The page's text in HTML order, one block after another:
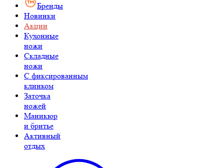
Бренды
Новинки
Акции
Кухонные
ножи
Складные
ножи
C фиксированным
клинком
Заточка
ножей
Маникюр
и бритье
Активный
отдых